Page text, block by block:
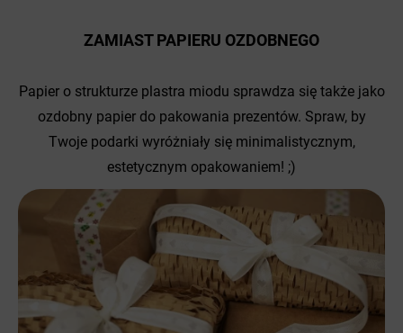
ZAMIAST PAPIERU OZDOBNEGO
Papier o strukturze plastra miodu sprawdza się także jako
ozdobny papier do pakowania prezentów. Spraw, by
Twoje podarki wyróżniały się minimalistycznym,
estetycznym opakowaniem! ;)